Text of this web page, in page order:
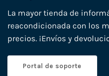
La mayor tienda de
reacondicionada con los
precios. ¡Envíos y
Portal de soporte